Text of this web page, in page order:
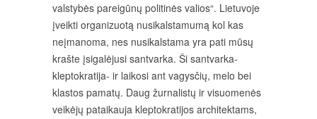
valstybės pareigūnų politinės valios“. Lietuvoje
įveikti organizuotą nusikalstamumą kol kas
neįmanoma, nes nusikalstama yra pati mūsų
krašte įsigalėjusi santvarka. Ši santvarka-
kleptokratija- ir laikosi ant vagysčių, melo bei
klastos pamatų. Daug žurnalistų ir visuomenės
veikėjų pataikauja kleptokratijos architektams,